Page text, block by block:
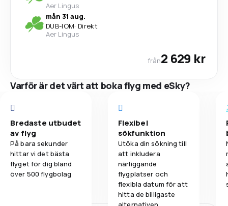
Aer Lingus
mån 31 aug.
DUB-IOM· Direkt
Aer Lingus
från2 629 kr
Varför är det värt att boka flyg med eSky?
Bredaste utbudet
av flyg
På bara sekunder
hittar vi det bästa
flyget för dig bland
över 500 flygbolag
Flexibel
sökfunktion
Utöka din sökning till
att inkludera
närliggande
flygplatser och
flexibla datum för att
hitta de billigaste